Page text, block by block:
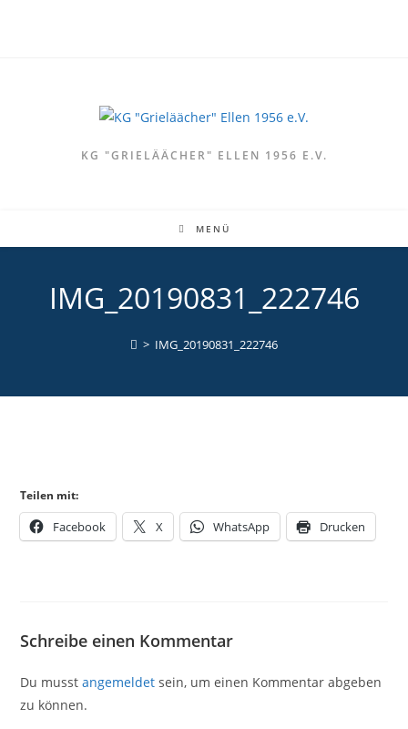
KG "GRIELÄÄCHER" ELLEN 1956 E.V.
MENÜ
IMG_20190831_222746
> IMG_20190831_222746
Teilen mit:
Facebook X WhatsApp Drucken
Schreibe einen Kommentar
Du musstangemeldet sein, um einen Kommentar abgeben
zu können.